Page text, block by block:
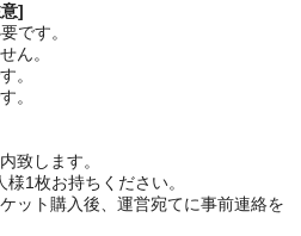
]
です。
ん。
。
。
致します。
1枚お持ちください。
ット購入後、運営宛てに事前連絡を